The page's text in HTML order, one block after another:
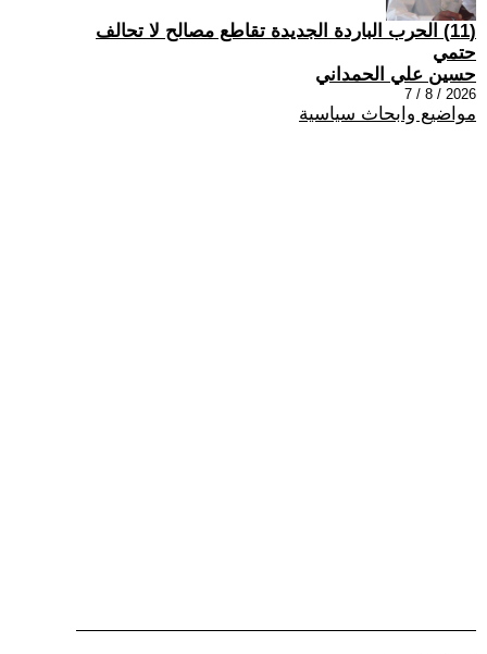
(11) الحرب الباردة الجديدة تقاطع مصالح لا تحالف
حتمي
حسين علي الحمداني
2026 / 8 / 7
مواضيع وابحاث سياسية